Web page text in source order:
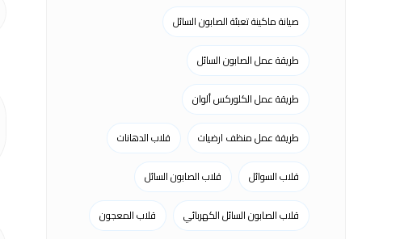
صيانة ماكينة تعبئة الصابون السائل
طريقة عمل الصابون السائل
طريقة عمل الكلوركس ألوان
طريقة عمل منظف ارضيات قلاب الدهانات
قلاب السوائل قلاب الصابون السائل
قلاب الصابون السائل الكهربائي قلاب المعجون